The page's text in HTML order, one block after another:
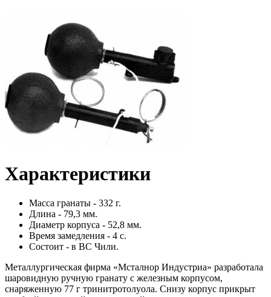
Характеристики
Масса гранаты - 332 г.
Длина - 79,3 мм.
Диаметр корпуса - 52,8 мм.
Время замедления - 4 с.
Состоит - в ВС Чили.
Металлургическая фирма «Мсталнор Индустриа» разработала
шаровидную ручную гранату с железным корпусом,
снаряженную 77 г тринитротолуола. Снизу корпус прикрыт